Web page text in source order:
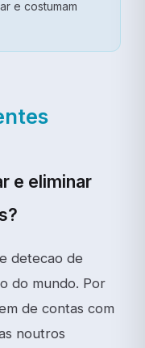
e costumam
e eliminar
detecao de
do mundo. Por
de contas com
noutros